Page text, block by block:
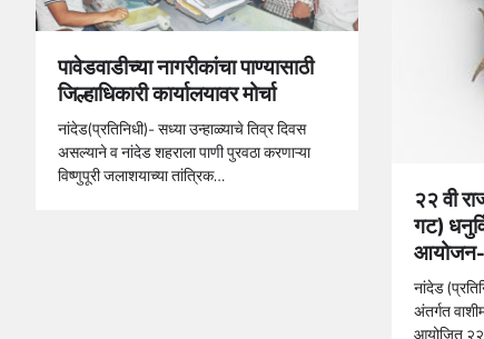
पावेडवाडीच्या नागरीकांचा पाण्यासाठी
जिल्हाधिकारी कार्यालयावर मोर्चा
नांदेड(प्रतिनिधी)- सध्या उन्हाळ्याचे तिव्र दिवस
असल्याने व नांदेड शहराला पाणी पुरवठा करणाऱ्या
विष्णुपूरी जलाशयाच्या तांत्रिक…
२२ वी
गट)
आयोजन-
नांदेड
अंतर्गत